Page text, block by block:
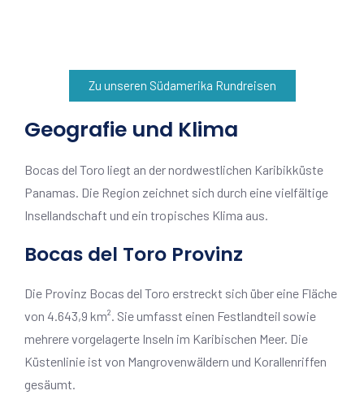
Zu unseren Südamerika Rundreisen
Geografie und Klima
Bocas del Toro liegt an der nordwestlichen Karibikküste
Panamas. Die Region zeichnet sich durch eine vielfältige
Insellandschaft und ein tropisches Klima aus.
Bocas del Toro Provinz
Die Provinz Bocas del Toro erstreckt sich über eine Fläche
von 4.643,9 km². Sie umfasst einen Festlandteil sowie
mehrere vorgelagerte Inseln im Karibischen Meer. Die
Küstenlinie ist von Mangrovenwäldern und Korallenriffen
gesäumt.